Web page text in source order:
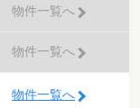
物件一覧へ
物件一覧へ
物件一覧へ